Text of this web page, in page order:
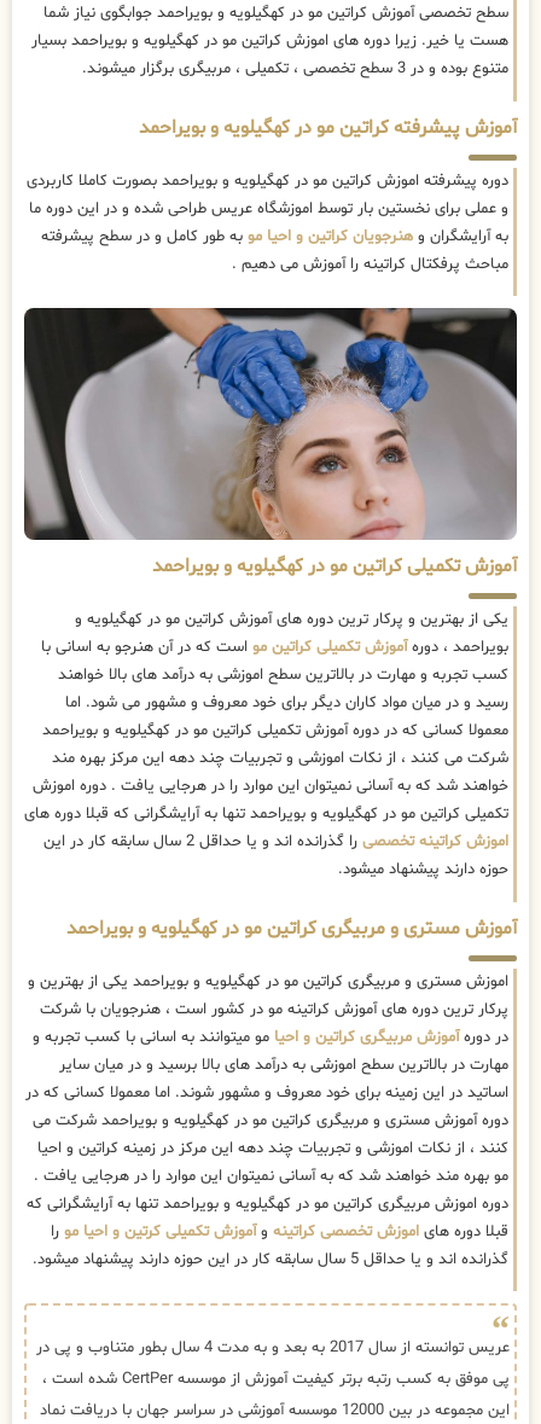
سطح تخصصی آموزش کراتین مو در کهگیلویه و بویراحمد جوابگوی نیاز شما
هست یا خیر. زیرا دوره های اموزش کراتین مو در کهگیلویه و بویراحمد بسیار
متنوع بوده و در 3 سطح تخصصی ، تکمیلی ، مربیگری برگزار میشوند.
آموزش پیشرفته کراتین مو در کهگیلویه و بویراحمد
دوره پیشرفته اموزش کراتین مو در کهگیلویه و بویراحمد بصورت کاملا کاربردی
و عملی برای نخستین بار توسط اموزشگاه عریس طراحی شده و در این دوره ما
به آرایشگران و هنرجویان کراتین و احیا مو به طور کامل و در سطح پیشرفته
مباحث پرفکتال کراتینه را آموزش می دهیم .
آموزش تکمیلی کراتین مو در کهگیلویه و بویراحمد
یکی از بهترین و پرکار ترین دوره های آموزش کراتین مو در کهگیلویه و
بویراحمد ، دورهآموزش تکمیلی کراتین مو است که در آن هنرجو به اسانی با
کسب تجربه و مهارت در بالاترین سطح اموزشی به درآمد های بالا خواهند
رسید و در میان مواد کاران دیگر برای خود معروف و مشهور می شود. اما
معمولا کسانی که در دوره آموزش تکمیلی کراتین مو در کهگیلویه و بویراحمد
شرکت می کنند ، از نکات اموزشی و تجربیات چند دهه این مرکز بهره مند
خواهند شد که به آسانی نمیتوان این موارد را در هرجایی یافت . دوره اموزش
تکمیلی کراتین مو در کهگیلویه و بویراحمد تنها به آرایشگرانی که قبلا دوره های
اموزش کراتینه تخصصی
را گذرانده اند و یا حداقل 2 سال سابقه کار در این
حوزه دارند پیشنهاد میشود.
آموزش مستری و مربیگری کراتین مو در کهگیلویه و بویراحمد
اموزش مستری و مربیگری کراتین مو در کهگیلویه و بویراحمد یکی از بهترین و
پرکار ترین دوره های آموزش کراتینه مو در کشور است ، هنرجویان با شرکت
در دورهآموزش مربیگری کراتین و احیا مو میتوانند به اسانی با کسب تجربه و
مهارت در بالاترین سطح اموزشی به درآمد های بالا برسید و در میان سایر
اساتید در این زمینه برای خود معروف و مشهور شوند. اما معمولا کسانی که در
دوره آموزش مستری و مربیگری کراتین مو در کهگیلویه و بویراحمد شرکت می
کنند ، از نکات اموزشی و تجربیات چند دهه این مرکز در زمینه کراتین و احیا
مو بهره مند خواهند شد که به آسانی نمیتوان این موارد را در هرجایی یافت .
دوره اموزش مربیگری کراتین مو در کهگیلویه و بویراحمد تنها به آرایشگرانی که
قبلا دوره های اموزش تخصصی کراتینه وآموزش تکمیلی کرتین و احیا مو را
گذرانده اند و یا حداقل 5 سال سابقه کار در این حوزه دارند پیشنهاد میشود.
عریس توانسته از سال 2017 به بعد و به مدت 4 سال بطور متناوب و پی در
پی موفق به کسب رتبه برتر کیفیت آموزش از موسسه CertPer شده است ،
این مجموعه در بین 12000 موسسه آموزشی در سراسر جهان با دریافت نماد